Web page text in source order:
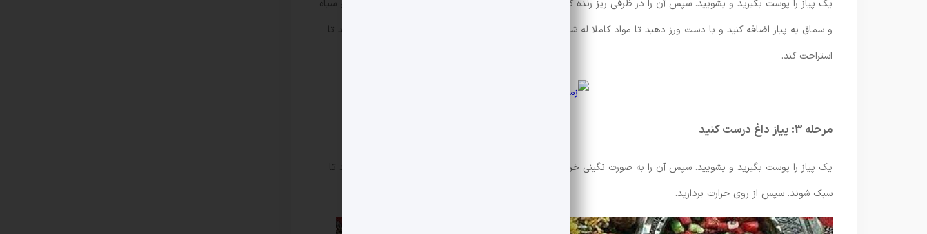
یک پیاز را پوست بگیرید و بشویید. سپس آن را در ظرفی ریز رنده کنید. گوشت چرخ کرده را به همراه آرد نخودچی، نمک، فلفل سیاه
و سماق به پیاز اضافه کنید و با دست ورز دهید تا مواد کاملا له شوند. سپس مایه را به مدت نیم ساعت در یخچال قرار دهید تا
استراحت کند.
مرحله 3: پیاز داغ درست کنید
یک پیاز را پوست بگیرید و بشویید. سپس آن را به صورت نگینی خرد کنید. در تابه ای کمی روغن بریزید و پیازها را تفت دهید تا
سبک شوند. سپس از روی حرارت بردارید.